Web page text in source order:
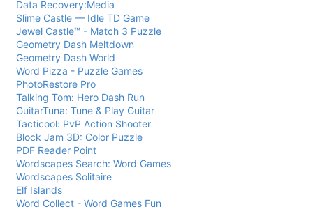
Data Recovery:Media
Slime Castle — Idle TD Game
Jewel Castle™ - Match 3 Puzzle
Geometry Dash Meltdown
Geometry Dash World
Word Pizza - Puzzle Games
PhotoRestore Pro
Talking Tom: Hero Dash Run
GuitarTuna: Tune & Play Guitar
Tacticool: PvP Action Shooter
Block Jam 3D: Color Puzzle
PDF Reader Point
Wordscapes Search: Word Games
Wordscapes Solitaire
Elf Islands
Word Collect - Word Games Fun